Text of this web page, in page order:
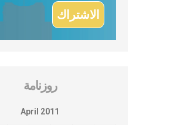
روزنامة
April 2011